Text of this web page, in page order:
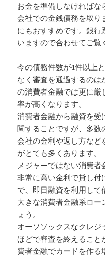
お金を準備しなければ
会社での金銭債務を取
にもおすすめです。銀行
いますので合わせてご覧
今の債務件数が4件以上
なく審査を通過するの
の消費者金融では更に
率が高くなります。
消費者金融から融資を受
関することですが、多数
会社の金利や返し方など
がとても多くあります。
メジャーではない消費
非常に高い金利で貸し
で、即日融資を利用し
大きな消費者金融系ロー
ょう。
オーソソックスなクレ
ほどで審査を終えること
費者金融でカードを作る